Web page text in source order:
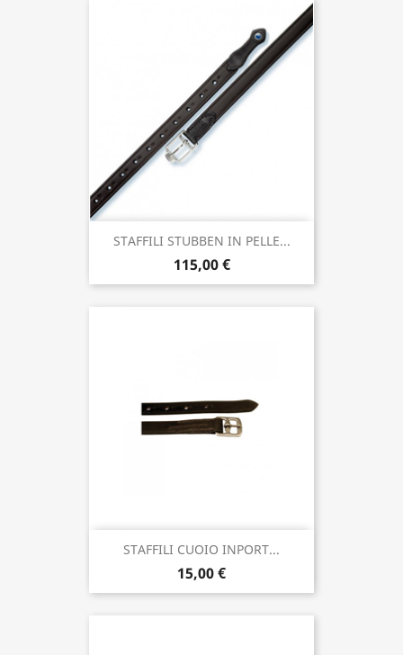
STAFFILI STUBBEN IN PELLE...
115,00 €
STAFFILI CUOIO INPORT...
15,00 €